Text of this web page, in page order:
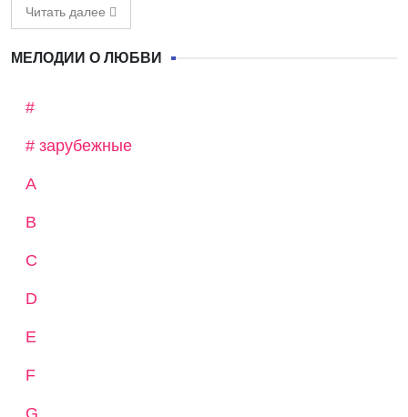
Читать далее
МЕЛОДИИ О ЛЮБВИ
#
# зарубежные
A
B
C
D
E
F